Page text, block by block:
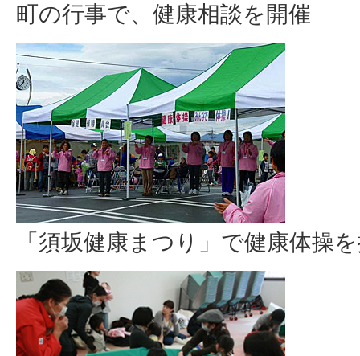
町の行事で、健康相談を開催
「須坂健康まつり」で健康体操